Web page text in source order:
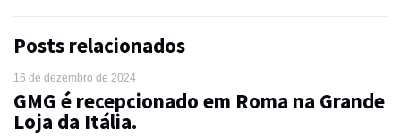
Posts relacionados
16 de dezembro de 2024
GMG é recepcionado em Roma na Grande
Loja da Itália.